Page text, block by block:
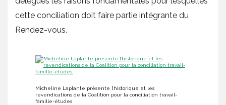
cette conciliation doit faire partie intégrante du
Rendez-vous.
Micheline Laplante présente l’historique et les
revendications de la Coalition pour la conciliation travail-
famille-études